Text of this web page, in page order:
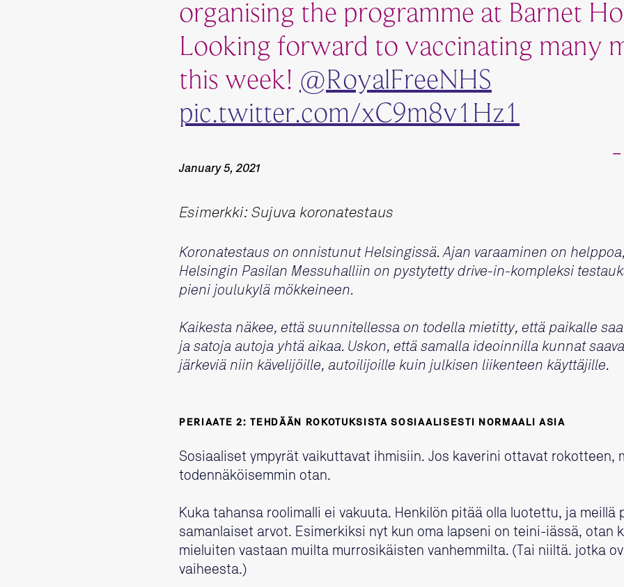
organising the programme at Barnet
Looking forward to vaccinating many
this week! @RoyalFreeNHS
pic.twitter.com/xC9m8v1Hz1
—
January 5, 2021
Esimerkki: Sujuva koronatestaus
Koronatestaus on onnistunut Helsingissä. Ajan varaaminen on
Helsingin Pasilan Messuhalliin on pystytetty drive-in-kompleksi
pieni joulukylä mökkeineen.
Kaikesta näkee, että suunnitellessa on todella mietitty, että paikalle
ja satoja autoja yhtä aikaa. Uskon, että samalla ideoinnilla kunnat
järkeviä niin kävelijöille, autoilijoille kuin julkisen liikenteen käyttäjille.
PERIAATE 2: TEHDÄÄN ROKOTUKSISTA SOSIAALISESTI NORMAALI ASIA
Sosiaaliset ympyrät vaikuttavat ihmisiin. Jos kaverini ottavat rokotteen,
todennäköisemmin otan.
Kuka tahansa roolimalli ei vakuuta. Henkilön pitää olla luotettu, ja meillä
samanlaiset arvot. Esimerkiksi nyt kun oma lapseni on teini-iässä, otan
mieluiten vastaan muilta murrosikäisten vanhemmilta. (Tai niiltä. jotka
vaiheesta.)